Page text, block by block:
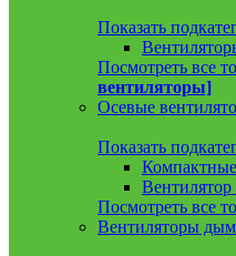
Показать
Посмотреть все
вентиляторы]
Осевые
Показать
Посмотреть все
Вентиляторы